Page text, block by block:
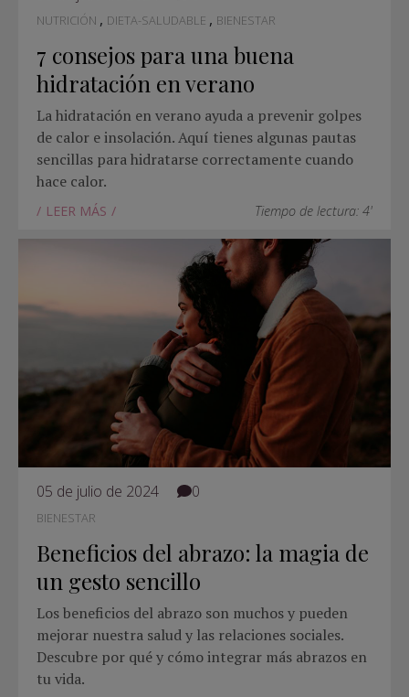
NUTRICIÓN , DIETA-SALUDABLE , BIENESTAR
7 consejos para una buena
hidratación en verano
La hidratación en verano ayuda a prevenir golpes
de calor e insolación. Aquí tienes algunas pautas
sencillas para hidratarse correctamente cuando
hace calor.
LEER MÁS Tiempo de lectura: 4'
05 de julio de 2024 0
BIENESTAR
Beneficios del abrazo: la magia de
un gesto sencillo
Los beneficios del abrazo son muchos y pueden
mejorar nuestra salud y las relaciones sociales.
Descubre por qué y cómo integrar más abrazos en
tu vida.